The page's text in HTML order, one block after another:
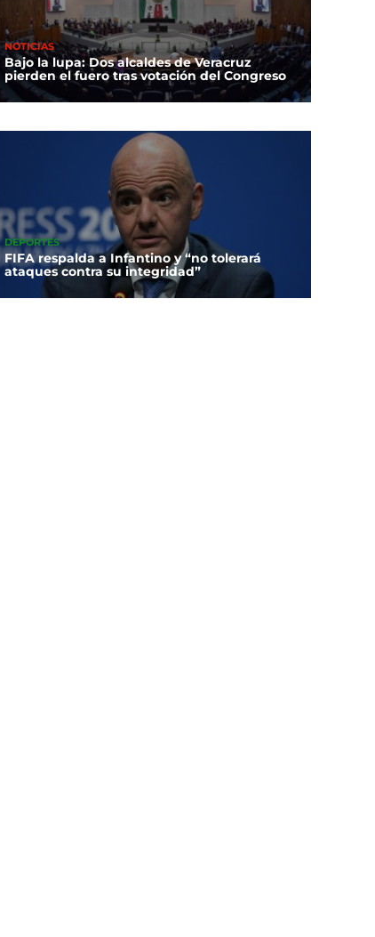
NOTICIAS
Bajo la lupa: Dos alcaldes de Veracruz
pierden el fuero tras votación del Congreso
DEPORTES
FIFA respalda a Infantino y “no tolerará
ataques contra su integridad”